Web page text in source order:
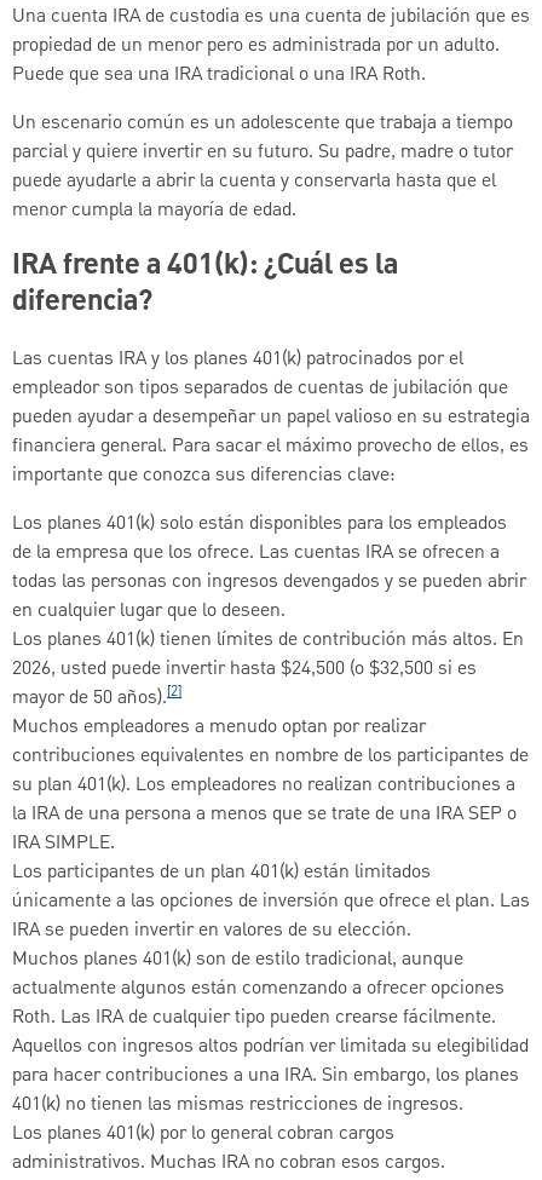
Una cuenta IRA de custodia es una cuenta de jubilación que es
propiedad de un menor pero es administrada por un adulto.
Puede que sea una IRA tradicional o una IRA Roth.
Un escenario común es un adolescente que trabaja a tiempo
parcial y quiere invertir en su futuro. Su padre, madre o tutor
puede ayudarle a abrir la cuenta y conservarla hasta que el
menor cumpla la mayoría de edad.
IRA frente a 401(k): ¿Cuál es la
diferencia?
Las cuentas IRA y los planes 401(k) patrocinados por el
empleador son tipos separados de cuentas de jubilación que
pueden ayudar a desempeñar un papel valioso en su estrategia
financiera general. Para sacar el máximo provecho de ellos, es
importante que conozca sus diferencias clave:
Los planes 401(k) solo están disponibles para los empleados
de la empresa que los ofrece. Las cuentas IRA se ofrecen a
todas las personas con ingresos devengados y se pueden abrir
en cualquier lugar que lo deseen.
Los planes 401(k) tienen límites de contribución más altos. En
2026, usted puede invertir hasta $24,500 (o $32,500 si es
mayor de 50 años).[2]
Muchos empleadores a menudo optan por realizar
contribuciones equivalentes en nombre de los participantes de
su plan 401(k). Los empleadores no realizan contribuciones a
la IRA de una persona a menos que se trate de una IRA SEP o
IRA SIMPLE.
Los participantes de un plan 401(k) están limitados
únicamente a las opciones de inversión que ofrece el plan. Las
IRA se pueden invertir en valores de su elección.
Muchos planes 401(k) son de estilo tradicional, aunque
actualmente algunos están comenzando a ofrecer opciones
Roth. Las IRA de cualquier tipo pueden crearse fácilmente.
Aquellos con ingresos altos podrían ver limitada su elegibilidad
para hacer contribuciones a una IRA. Sin embargo, los planes
401(k) no tienen las mismas restricciones de ingresos.
Los planes 401(k) por lo general cobran cargos
administrativos. Muchas IRA no cobran esos cargos.